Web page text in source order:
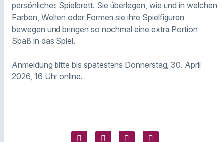
persönliches Spielbrett. Sie überlegen, wie und in welchen
Farben, Welten oder Formen sie ihre Spielfiguren
bewegen und bringen so nochmal eine extra Portion
Spaß in das Spiel.
Anmeldung bitte bis spätestens Donnerstag, 30. April
2026, 16 Uhr online.